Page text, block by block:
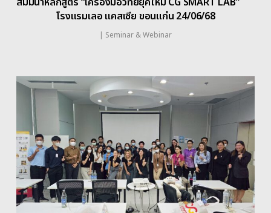
โรงแรมเลอ แคสเซีย ขอนแก่น 24/06/68
| Seminar & Webinar